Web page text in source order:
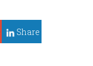
Share